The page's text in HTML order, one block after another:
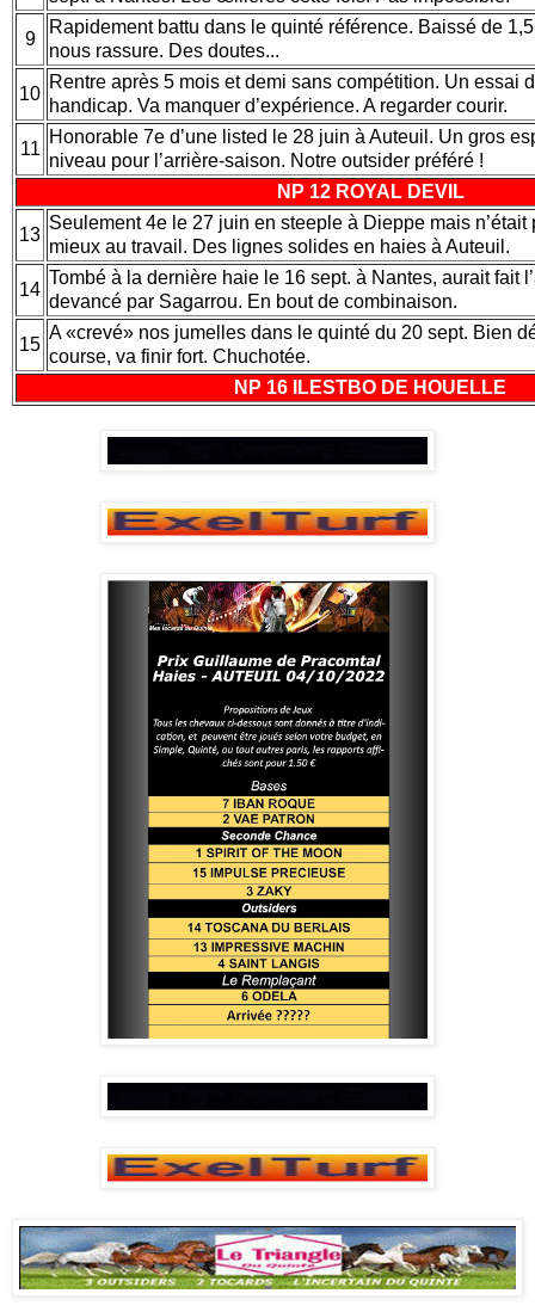
9
Rapidement battu dans le quinté référence. Baissé de
nous rassure. Des doutes...
10
Rentre après 5 mois et demi sans compétition. Un essai
handicap. Va manquer d’expérience. A regarder courir.
11
Honorable 7e d’une listed le 28 juin à Auteuil. Un gros
niveau pour l’arrière-saison. Notre outsider préféré !
NP 12 ROYAL DEVIL
13
Seulement 4e le 27 juin en steeple à Dieppe mais n’était
mieux au travail. Des lignes solides en haies à Auteuil.
14
Tombé à la dernière haie le 16 sept. à Nantes, aurait fait
devancé par Sagarrou. En bout de combinaison.
15
A «crevé» nos jumelles dans le quinté du 20 sept. Bien
course, va finir fort. Chuchotée.
NP 16 ILESTBO DE HOUELLE